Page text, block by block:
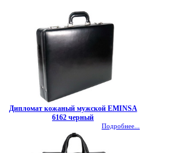
Дипломат кожаный мужской EMINSA
6162 черный
Подробнее...